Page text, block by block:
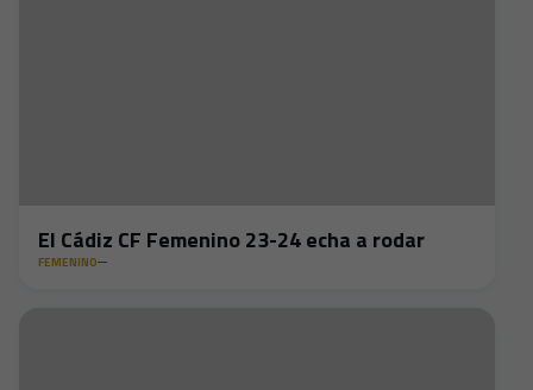
El Cádiz CF Femenino 23-24 echa a rodar
FEMENINO